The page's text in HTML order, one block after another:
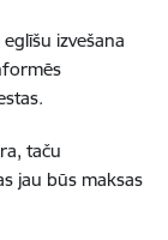
izvešana
taču
jau būs maksas